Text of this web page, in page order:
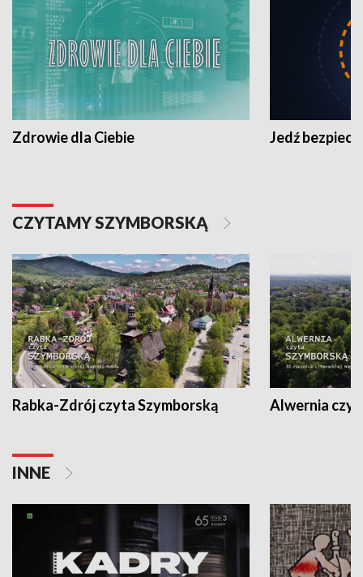
Zdrowie dla Ciebie Jedź
CZYTAMY SZYMBORSKĄ
Rabka-Zdrój czyta Szymborską Alwernia
INNE